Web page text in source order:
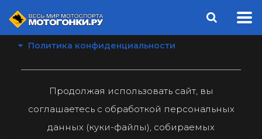
Политика конфиденциальности
Продолжая использовать сайт, вы
соглашаетесь с обработкой персональных
данных (куки-файлы), собираемых